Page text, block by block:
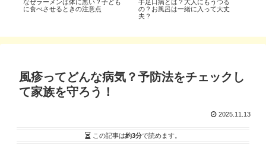
なぜラーメンは体に悪い？子ども
に食べさせるときの注意点
手足口病とは？大人にもうつる
の？お風呂は一緒に入って大丈
夫？
風疹ってどんな病気？予防法をチェックし
て家族を守ろう！
2025.11.13
この記事は約3分で読めます。